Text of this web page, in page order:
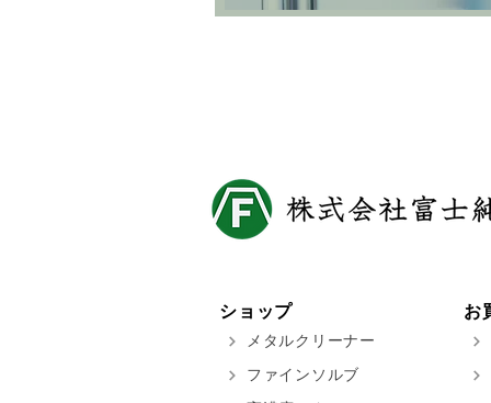
ショップ
メタルクリーナー
ファインソルブ
お